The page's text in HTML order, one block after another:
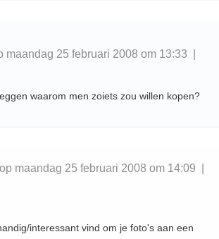
maandag 25 februari 2008 om 13:33 |
waarom men zoiets zou willen kopen?
maandag 25 februari 2008 om 14:09 |
interessant vind om je foto's aan een